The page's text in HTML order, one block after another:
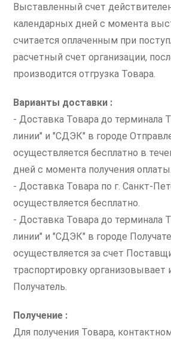
Выставленный счет
календарных дней с момента
считается оплаченным при
расчетный счет организации,
производится отгрузка Товара.
Варианты доставки :
- Доставка Товара до терминала
линии" и "СДЭК" в городе
осуществляется бесплатно в
дней с момента получения оплаты.
- Доставка Товара по г. Санкт-
осуществляется бесплатно.
- Доставка Товара до терминала
линии" и "СДЭК" в городе
осуществляется за счет
траспортировку организовывает
Получатель.
Получение :
Для получения Товара,